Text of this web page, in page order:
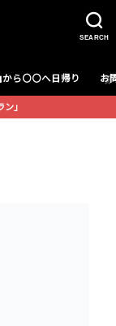
SEARCH
から〇〇へ日帰り お
」